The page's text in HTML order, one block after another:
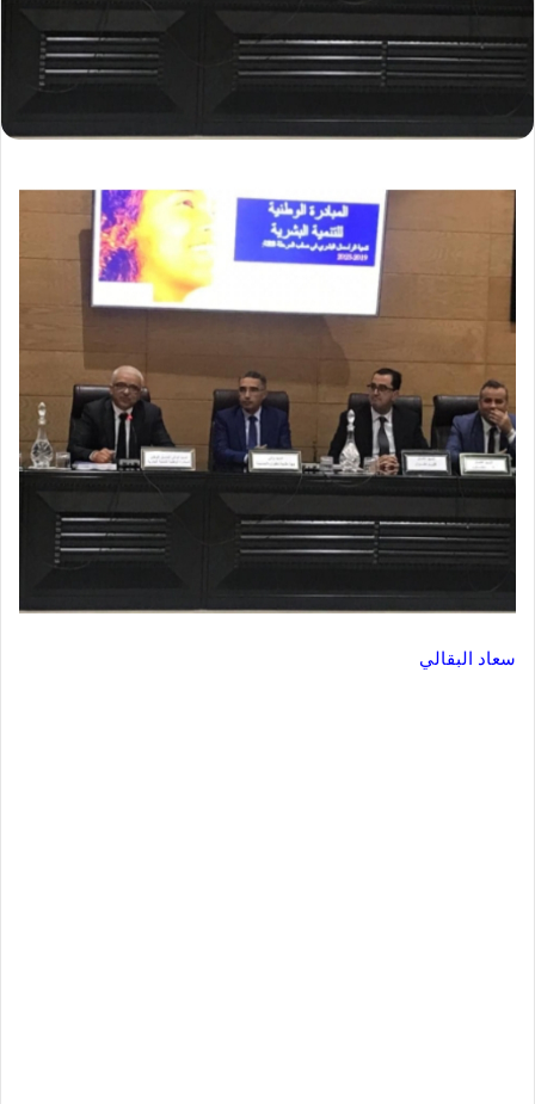
سعاد البقالي